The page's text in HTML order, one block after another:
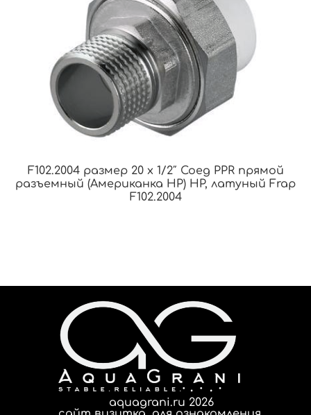
F102.2004 размер 20 x 1/2″ Соед PPR прямой
разъемный (Американка НР) НР, латуный Frap
F102.2004
aquagrani.ru 2026